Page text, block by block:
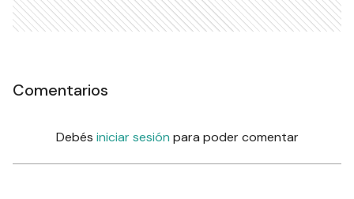
Comentarios
Debés iniciar sesión para poder comentar